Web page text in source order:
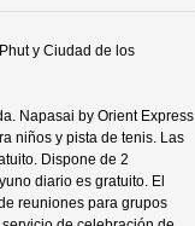
y Ciudad de los
Napasai by Orient Express
niños y pista de tenis. Las
Dispone de 2
diario es gratuito. El
reuniones para grupos